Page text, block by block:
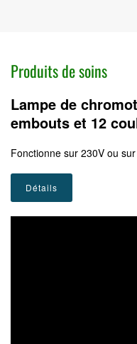
Produits de soins
Lampe de
embouts et 12
Fonctionne sur 230V ou
Détails